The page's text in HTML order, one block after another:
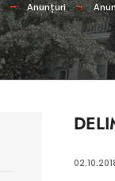
Anunțuri